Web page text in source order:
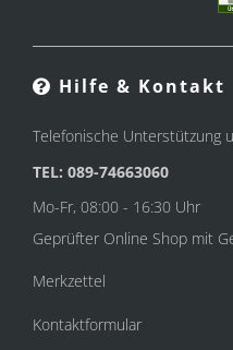
Hilfe & Kontakt
Telefonische Unterstützung
TEL: 089-74663060
Mo-Fr, 08:00 - 16:30 Uhr
Geprüfter Online Shop mit
Merkzettel
Kontaktformular